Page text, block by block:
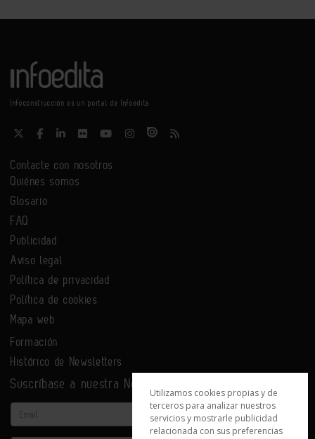
Infoconstrucción es un portal de Infoedita
Contacte con nosotros
Quiénes somos
Glosario
FAQ
Publicidad
Aviso legal
Política de privacidad
Política de cookies
Mapa web
Formación
Histórico de Newsletters
Suscríbase a nuestra Newsletter
Email
Utilizamos cookies propias y de
terceros para analizar nuestros
servicios y mostrarle publicidad
relacionada con sus preferencias